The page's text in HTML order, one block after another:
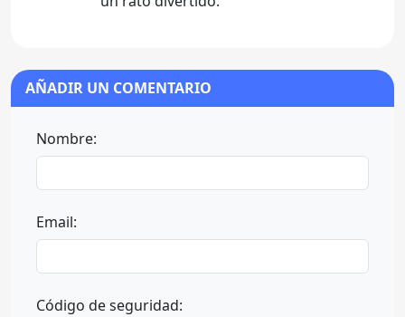
AÑADIR UN COMENTARIO
Nombre:
Email:
Código de seguridad: